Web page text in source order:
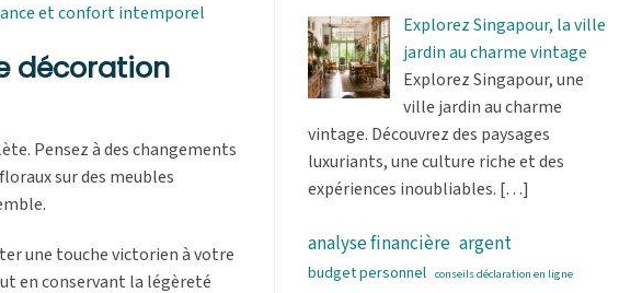
et confort intemporel
décoration
Pensez à des changements
sur des meubles
une touche victorien à votre
en conservant la légèreté
Explorez Singapour, la ville
jardin au charme vintage
Explorez Singapour, une
ville jardin au charme
vintage. Découvrez des paysages
luxuriants, une culture riche et des
expériences inoubliables. […]
analyse financière argent
budget personnel conseils déclaration en ligne